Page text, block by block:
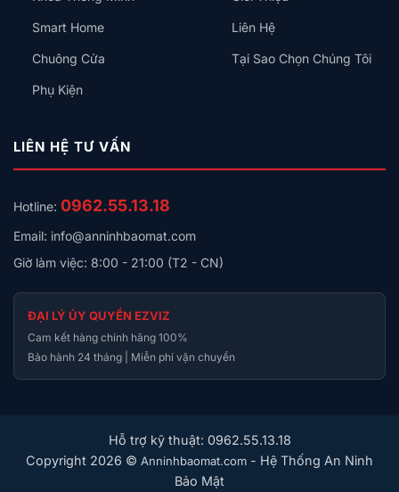
Smart Home
Chuông Cửa
Phụ Kiện
Liên Hệ
Tại Sao Chọn Chúng Tôi
LIÊN HỆ TƯ VẤN
Hotline: 0962.55.13.18
Email: info@anninhbaomat.com
Giờ làm việc: 8:00 - 21:00 (T2 - CN)
ĐẠI LÝ ỦY QUYỀN EZVIZ
Cam kết hàng chính hãng 100%
Bảo hành 24 tháng | Miễn phí vận chuyển
Hỗ trợ kỹ thuật: 0962.55.13.18
Copyright 2026 © Anninhbaomat.com - Hệ Thống An Ninh
Bảo Mật